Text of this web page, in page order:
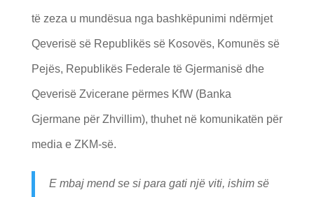
të zeza u mundësua nga bashkëpunimi ndërmjet
Qeverisë së Republikës së Kosovës, Komunës së
Pejës, Republikës Federale të Gjermanisë dhe
Qeverisë Zvicerane përmes KfW (Banka
Gjermane për Zhvillim), thuhet në komunikatën për
media e ZKM-së.
E mbaj mend se si para gati një viti, ishim së